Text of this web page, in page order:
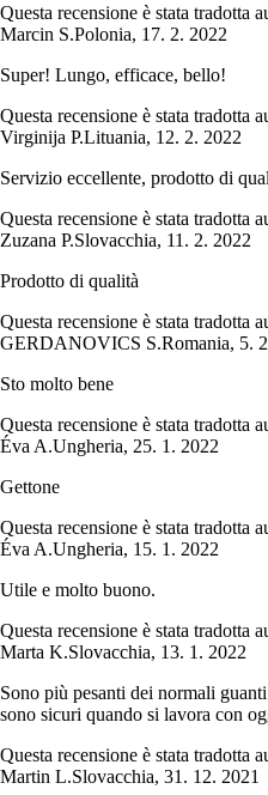
Questa recensione è stata tradotta
Marcin S.Polonia, 17. 2. 2022
Super! Lungo, efficace, bello!
Questa recensione è stata tradotta
Virginija P.Lituania, 12. 2. 2022
Servizio eccellente, prodotto di
Questa recensione è stata tradotta
Zuzana P.Slovacchia, 11. 2. 2022
Prodotto di qualità
Questa recensione è stata tradotta
GERDANOVICS S.Romania, 5.
Sto molto bene
Questa recensione è stata tradotta
Éva A.Ungheria, 25. 1. 2022
Gettone
Questa recensione è stata tradotta
Éva A.Ungheria, 15. 1. 2022
Utile e molto buono.
Questa recensione è stata tradotta
Marta K.Slovacchia, 13. 1. 2022
Sono più pesanti dei normali
sono sicuri quando si lavora con
Questa recensione è stata tradotta
Martin L.Slovacchia, 31. 12. 2021